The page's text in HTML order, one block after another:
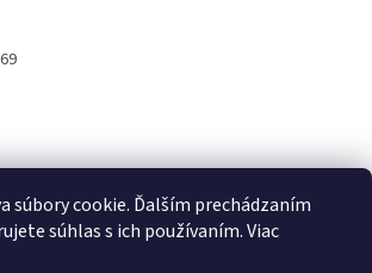
súbory cookie. Ďalším prechádzaním
súhlas s ich používaním. Viac